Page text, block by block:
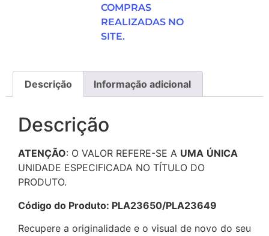
COMPRAS
REALIZADAS NO
SITE.
Descrição Informação adicional
Descrição
ATENÇÃO: O VALOR REFERE-SE A UMA ÚNICA
UNIDADE ESPECIFICADA NO TÍTULO DO
PRODUTO.
Código do Produto: PLA23650/PLA23649
Recupere a originalidade e o visual de novo do seu